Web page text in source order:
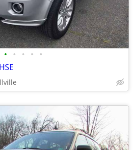
• • • • •